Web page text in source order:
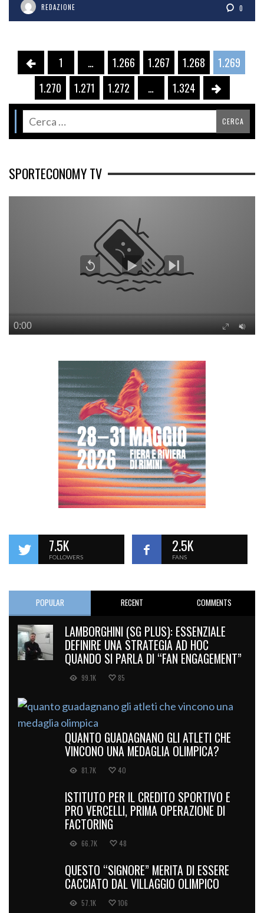
REDAZIONE 0
1 … 1.266 1.267 1.268
1.269
1.270
1.271 1.272 … 1.324
SPORTECONOMY TV
7.5K
FOLLOWERS
2.5K
FANS
POPULAR RECENT COMMENTS
LAMBORGHINI (SG PLUS): ESSENZIALE
DEFINIRE UNA STRATEGIA AD HOC
QUANDO SI PARLA DI “FAN ENGAGEMENT”
99.1K 85
QUANTO GUADAGNANO GLI ATLETI CHE
VINCONO UNA MEDAGLIA OLIMPICA?
81.7K 40
ISTITUTO PER IL CREDITO SPORTIVO E
PRO VERCELLI, PRIMA OPERAZIONE DI
FACTORING
66.7K 48
QUESTO “SIGNORE” MERITA DI ESSERE
CACCIATO DAL VILLAGGIO OLIMPICO
57.1K 106